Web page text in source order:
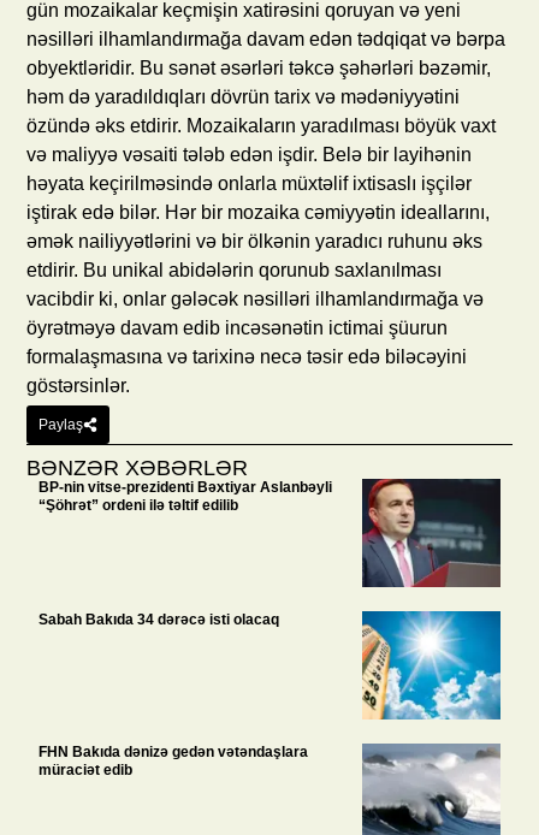
gün mozaikalar keçmişin xatirəsini qoruyan və yeni
nəsilləri ilhamlandırmağa davam edən tədqiqat və bərpa
obyektləridir. Bu sənət əsərləri təkcə şəhərləri bəzəmir,
həm də yaradıldıqları dövrün tarix və mədəniyyətini
özündə əks etdirir. Mozaikaların yaradılması böyük vaxt
və maliyyə vəsaiti tələb edən işdir. Belə bir layihənin
həyata keçirilməsində onlarla müxtəlif ixtisaslı işçilər
iştirak edə bilər. Hər bir mozaika cəmiyyətin ideallarını,
əmək nailiyyətlərini və bir ölkənin yaradıcı ruhunu əks
etdirir. Bu unikal abidələrin qorunub saxlanılması
vacibdir ki, onlar gələcək nəsilləri ilhamlandırmağa və
öyrətməyə davam edib incəsənətin ictimai şüurun
formalaşmasına və tarixinə necə təsir edə biləcəyini
göstərsinlər.
Paylaş
BƏNZƏR XƏBƏRLƏR
BP-nin vitse-prezidenti Bəxtiyar Aslanbəyli
“Şöhrət” ordeni ilə təltif edilib
Sabah Bakıda 34 dərəcə isti olacaq
FHN Bakıda dənizə gedən vətəndaşlara
müraciət edib